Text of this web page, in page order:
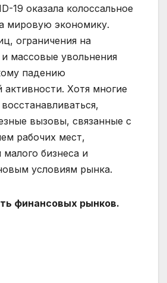
19 оказала колоссальное
мировую экономику.
ограничения на
массовые увольнения
падению
активности. Хотя многие
вызовы, связанные с
рабочих мест,
бизнеса и
условиям рынка.
финансовых рынков.